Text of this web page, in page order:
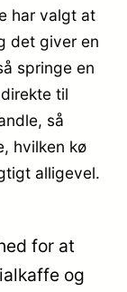
har valgt at
det giver en
springe en
til
så
hvilken kø
alligevel.
for at
og